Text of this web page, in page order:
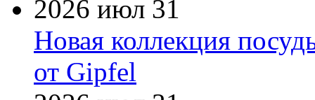
2026 июл 31
Новая коллекция
от Gipfel